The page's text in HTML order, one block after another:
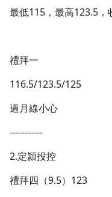
最低115，最高123.5，
禮拜一
116.5/123.5/125
過月線小心
-----------
2.定潁投控
禮拜四（9.5）123